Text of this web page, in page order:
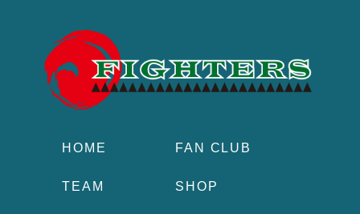
HOME
TEAM
FAN CLUB
SHOP